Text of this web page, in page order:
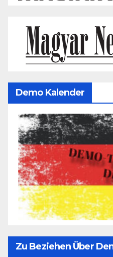
Demo Kalender
Zu Beziehen Über